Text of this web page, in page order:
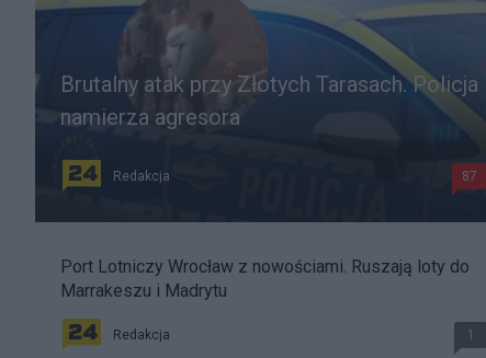
Brutalny atak przy Złotych Tarasach. Policja
namierza agresora
Redakcja 87
Port Lotniczy Wrocław z nowościami. Ruszają loty do
Marrakeszu i Madrytu
Redakcja 1